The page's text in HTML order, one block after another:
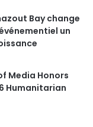
Bay change
un
Media Honors
Humanitarian